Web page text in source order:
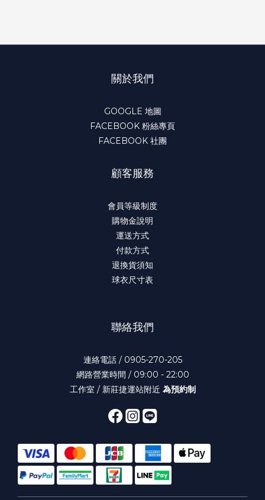
關於我們
GOOGLE 地圖
FACEBOOK 粉絲專頁
FACEBOOK 社團
顧客服務
會員等級制度
購物金說明
運送方式
付款方式
退換貨須知
球衣尺寸表
聯絡我們
連絡電話 / 0905-270-205
網路營業時間 / 09:00 - 22:00
工作室 / 新莊捷運站附近 為預約制